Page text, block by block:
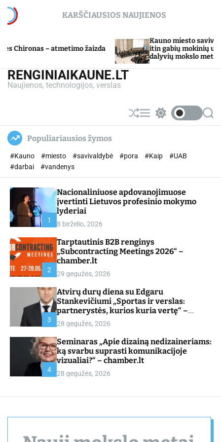
c
n
KARŠČIAUSIOS NAUJIENOS
žaizda
Kauno miesto savivaldybė
itin gabių mokinių ugdymo programos
dalyvių mokslo metų baigimo šventė
RENGINIAIKAUNE.LT
Naujienos, technologijos, verslas
S
h
e
M
e w
h
o
r
S
e
Populiariausios žymos
#Kauno #miesto #savivaldybė #pora #Kaip
#UAB
#darbai
#vandenys
1
Nacionaliniuose apdovanojimuose
įvertinti Lietuvos profesinio mokymo
lyderiai
8 birželio, 2026
2
Tarptautinis B2B renginys
„Subcontracting Meetings 2026“ –
chamber.lt
29 gegužės, 2026
3
Atvirų durų diena su Edgaru
Stankevičiumi „Sportas ir verslas:
partnerystės, kurios kuria vertę“ –
chamber.lt
28 gegužės, 2026
4
Seminaras „Apie dizainą nedizaineriams:
ką svarbu suprasti komunikacijoje
vizualiai?“ – chamber.lt
28 gegužės, 2026